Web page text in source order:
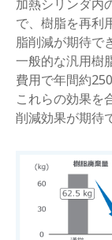
加熱シリンダ内
で、樹脂を再利
脂削減が期待で
一般的な汎用樹
費用で年間約
これらの効果を
削減効果が期待